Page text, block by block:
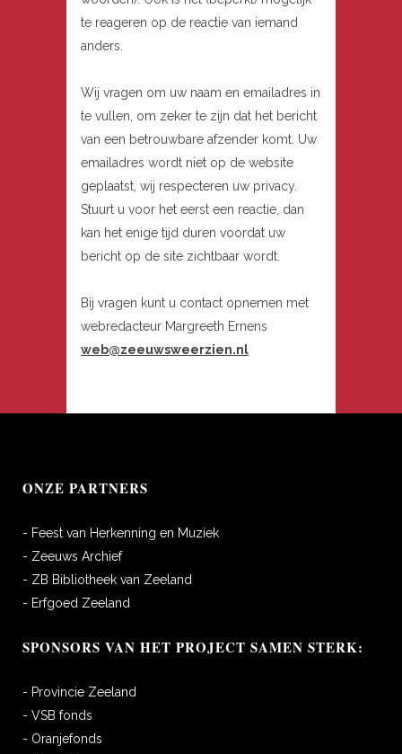
te reageren op de reactie van iemand
anders.
Wij vragen om uw naam en emailadres in
te vullen, om zeker te zijn dat het bericht
van een betrouwbare afzender komt. Uw
emailadres wordt niet op de website
geplaatst, wij respecteren uw privacy.
Stuurt u voor het eerst een reactie, dan
kan het enige tijd duren voordat uw
bericht op de site zichtbaar wordt.
Bij vragen kunt u contact opnemen met
webredacteur Margreeth Ernens
web@zeeuwsweerzien.nl
ONZE PARTNERS
- Feest van Herkenning en Muziek
- Zeeuws Archief
- ZB Bibliotheek van Zeeland
- Erfgoed Zeeland
SPONSORS VAN HET PROJECT SAMEN STERK:
- Provincie Zeeland
- VSB fonds
- Oranjefonds